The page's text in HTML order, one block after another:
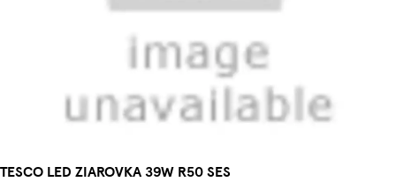
TESCO LED ZIAROVKA 39W R50 SES